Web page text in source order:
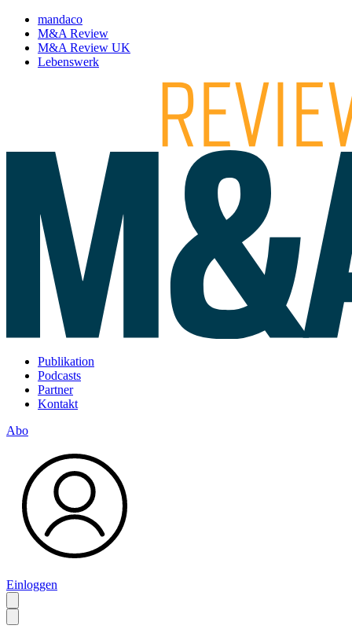
mandaco
M&A Review
M&A Review UK
Lebenswerk
Publikation
Podcasts
Partner
Kontakt
Abo
Einloggen